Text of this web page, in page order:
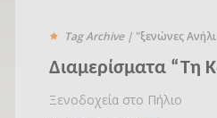
Tag Archive | "ξενώνες
Διαμερίσματα “Τη
Ξενοδοχεία στο Πήλιο